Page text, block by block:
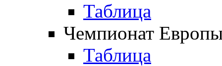
Таблица
Чемпионат
Таблица